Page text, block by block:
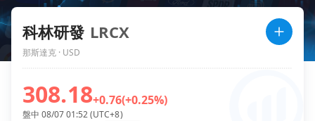
科林研發 LRCX
那斯達克 · USD
308.18+0.76(+0.25%)
盤中 08/07 01:52 (UTC+8)